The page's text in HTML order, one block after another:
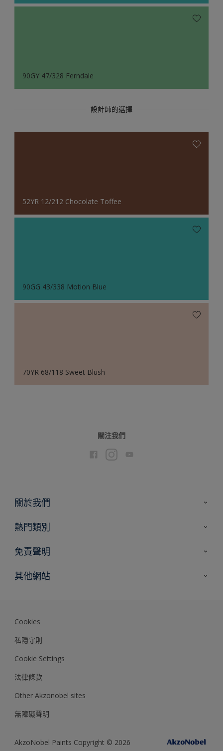
90GY 47/328 Ferndale
設計師的選擇
52YR 12/212 Chocolate Toffee
90GG 43/338 Motion Blue
70YR 68/118 Sweet Blush
關注我們
關於我們
聯絡我們
熱門類別
尋找顏色
專家見解
免責聲明
色彩準確度
其他網站
Cookies
私隱守則
Cookie Settings
法律條款
Other Akzonobel sites
無障礙聲明
AkzoNobel Paints Copyright © 2026